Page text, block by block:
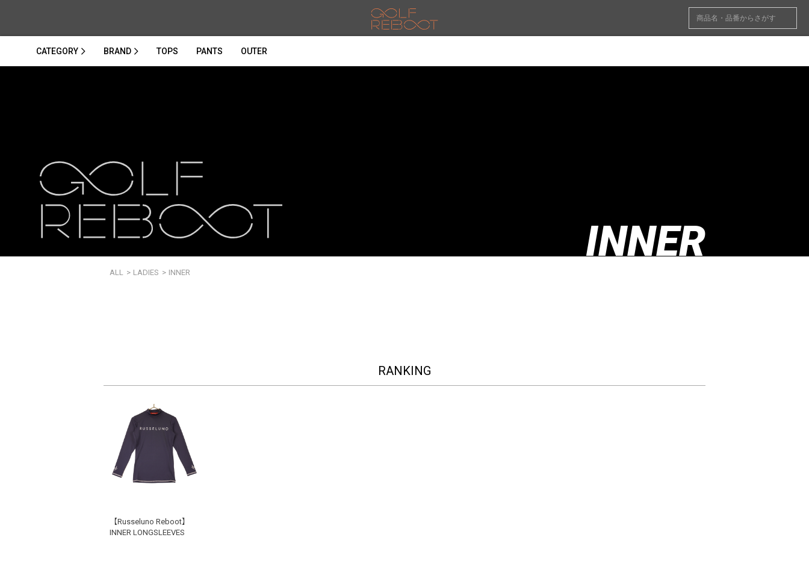
CATEGORY BRAND TOPS PANTS OUTER
INNER
ALL > LADIES > INNER
RANKING
【Russeluno Reboot】
INNER LONGSLEEVES